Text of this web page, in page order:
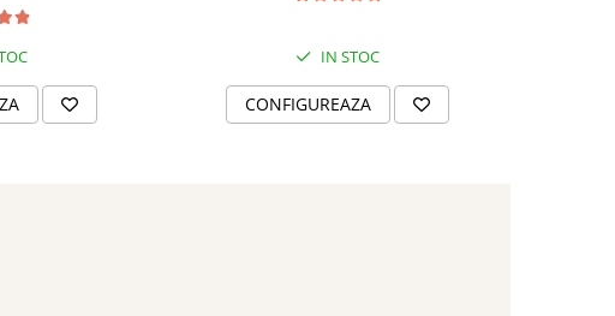
IN STOC
CONFIGUREAZA